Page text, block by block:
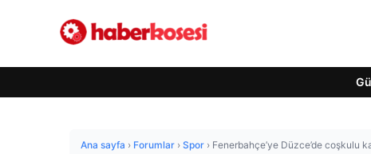
Ana sayfa › Forumlar › Spor › Fenerbahçe’ye Düzce’de coşkulu